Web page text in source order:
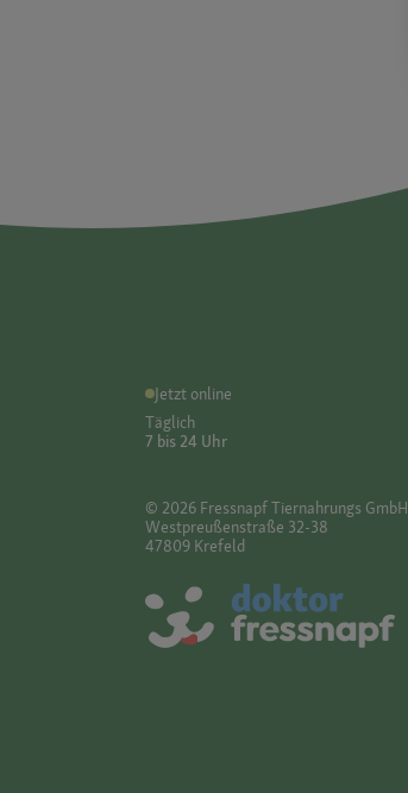
Jetzt online
Täglich
7 bis 24 Uhr
© 2026 Fressnapf Tiernahrungs GmbH
Westpreußenstraße 32-38
47809 Krefeld